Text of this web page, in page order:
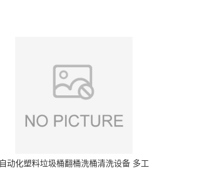
自动化塑料垃圾桶翻桶洗桶清洗设备 多工